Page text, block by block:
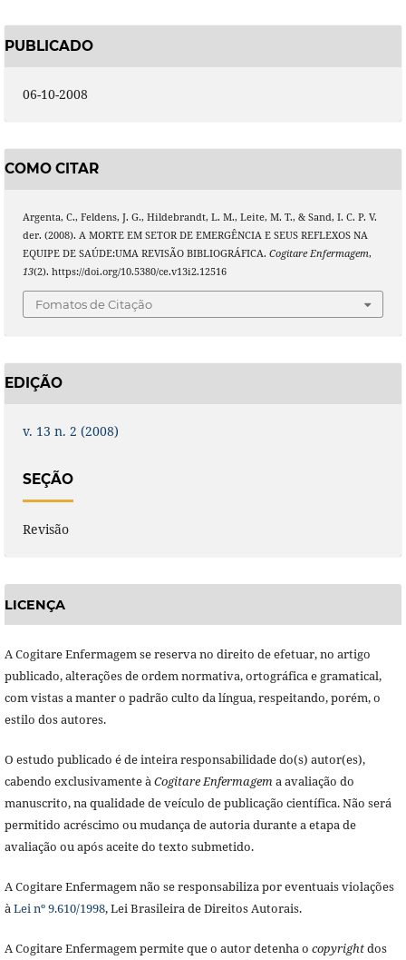
PUBLICADO
06-10-2008
COMO CITAR
Argenta, C., Feldens, J. G., Hildebrandt, L. M., Leite, M. T., & Sand, I. C. P. V.
der. (2008). A MORTE EM SETOR DE EMERGÊNCIA E SEUS REFLEXOS NA
EQUIPE DE SAÚDE:UMA REVISÃO BIBLIOGRÁFICA. Cogitare Enfermagem,
13(2). https://doi.org/10.5380/ce.v13i2.12516
Fomatos de Citação
EDIÇÃO
v. 13 n. 2 (2008)
SEÇÃO
Revisão
LICENÇA
A Cogitare Enfermagem se reserva no direito de efetuar, no artigo
publicado, alterações de ordem normativa, ortográfica e gramatical,
com vistas a manter o padrão culto da língua, respeitando, porém, o
estilo dos autores.
O estudo publicado é de inteira responsabilidade do(s) autor(es),
cabendo exclusivamente àCogitare Enfermagema avaliação do
manuscrito, na qualidade de veículo de publicação científica. Não será
permitido acréscimo ou mudança de autoria durante a etapa de
avaliação ou após aceite do texto submetido.
A Cogitare Enfermagem não se responsabiliza por eventuais violações
àLei nº 9.610/1998, Lei Brasileira de Direitos Autorais.
A Cogitare Enfermagem permite que o autor detenha o copyrightdos